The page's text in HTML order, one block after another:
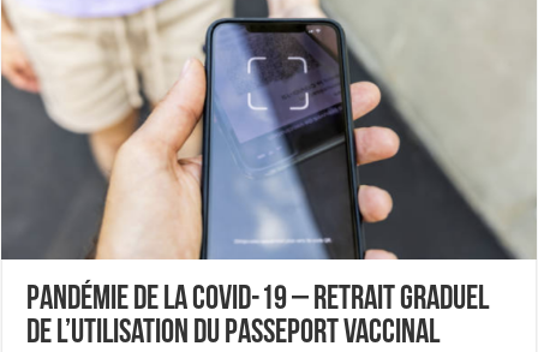
Pandémie de la COVID-19 – Retrait graduel
de l’utilisation du passeport vaccinal